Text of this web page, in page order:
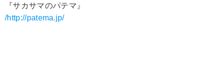
『サカサマのパテマ』
/http://patema.jp/